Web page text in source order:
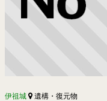
伊祖城 遺構・復元物